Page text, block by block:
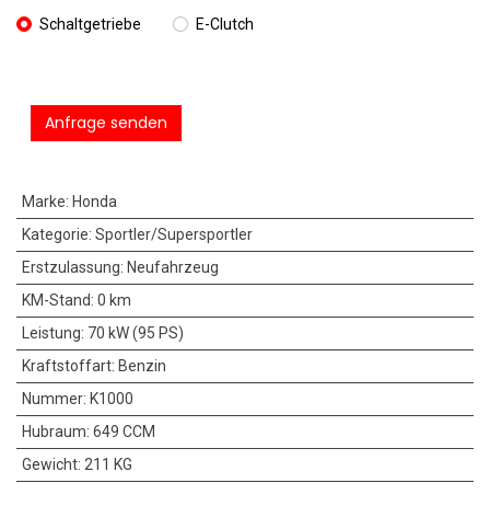
Schaltgetriebe E-Clutch
Anfrage senden
Marke: Honda
Kategorie: Sportler/Supersportler
Erstzulassung: Neufahrzeug
KM-Stand: 0 km
Leistung: 70 kW (95 PS)
Kraftstoffart: Benzin
Nummer: K1000
Hubraum: 649 CCM
Gewicht: 211 KG